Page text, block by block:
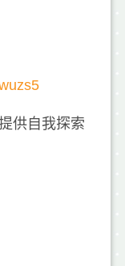
供自我探索